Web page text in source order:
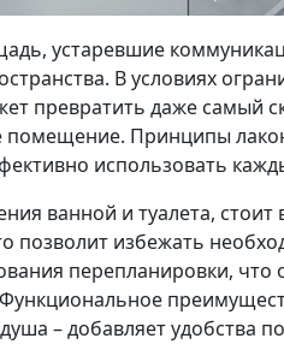
устаревшие
В условиях
превратить даже самый
помещение. Принципы
использовать
ванной и туалета,
позволит избежать
перепланировки,
– добавляет удобства